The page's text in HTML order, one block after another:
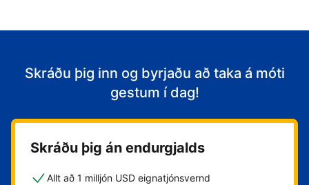
Skráðu þig inn og byrjaðu að taka á móti
gestum í dag!
Skráðu þig án endurgjalds
Allt að 1 milljón USD eignatjónsvernd